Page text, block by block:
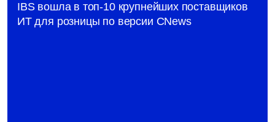
IBS вошла в топ-10 крупнейших поставщиков
ИТ для розницы по версии CNews